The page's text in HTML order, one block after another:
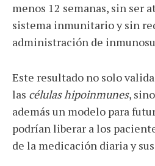
menos 12 semanas, sin ser
sistema inmunitario y sin
administración de
Este resultado no solo
las células hipoinmunes,
además un modelo para
podrían liberar a los
de la medicación diaria y